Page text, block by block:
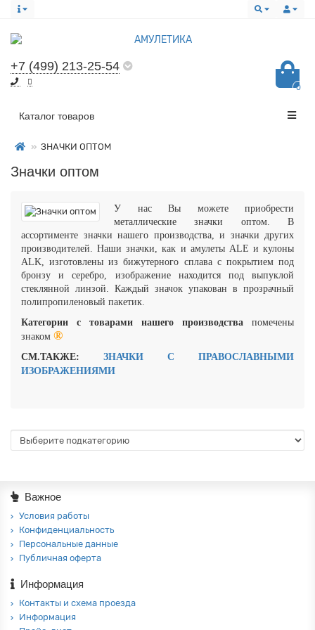
+7 (499) 213-25-54
0
Все категории
Каталог товаров
ЗНАЧКИ ОПТОМ
Значки оптом
У нас Вы можете приобрести
металлические значки оптом. В
ассортименте значки нашего производства, и значки других
производителей. Наши значки, как и амулеты ALE и кулоны
ALK, изготовлены из бижутерного сплава с покрытием под
бронзу и серебро, изображение находится под выпуклой
стеклянной линзой. Каждый значок упакован в прозрачный
полипропиленовый пакетик.
Категории с товарами нашего производства помечены
знаком ®
СМ.ТАКЖЕ: ЗНАЧКИ С ПРАВОСЛАВНЫМИ
ИЗОБРАЖЕНИЯМИ
Важное
Условия работы
Конфиденциальность
Персональные данные
Публичная оферта
Информация
Контакты и схема проезда
Информация